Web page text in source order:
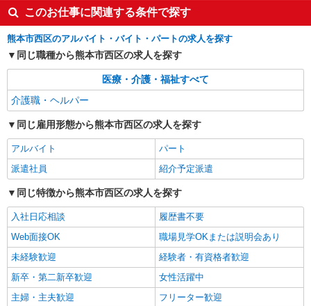
時給1450円〜2062円 ＜日払い有/週払い有/交
通費全支給(ガソリン代含む)＞
熊本市西区 熊本駅周辺
キープ 詳細を見る
派遣社員
株式会社kotrio /●KM-H-2067365
熊本市西区/未経験OK★誰かの支えになれる人
に！グルホの世話人♪
時給1450円〜2062円 ＜日払い有/週払い有/交
通費全支給(ガソリン代含む)＞
熊本市西区 熊本駅周辺
キープ 詳細を見る
派遣社員
株式会社kotrio /●KM-H-2067472
いつもの家事がお仕事に！？少人数の福祉施設
で日常サポート！
このお仕事に関連する条件で探す
熊本市西区のアルバイト・バイト・パートの求人を探す
同じ職種から熊本市西区の求人を探す
医療・介護・福祉すべて
介護職・ヘルパー
同じ雇用形態から熊本市西区の求人を探す
アルバイト
パート
派遣社員
紹介予定派遣
同じ特徴から熊本市西区の求人を探す
入社日応相談
履歴書不要
Web面接OK
職場見学OKまたは説明会あり
未経験歓迎
経験者・有資格者歓迎
新卒・第二新卒歓迎
女性活躍中
主婦・主夫歓迎
フリーター歓迎